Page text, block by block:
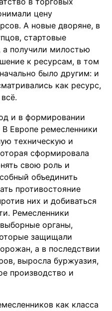
цену
А новые дворяне, в
стартовые
а получили милостью
к ресурсам, в том
было другим: и
как ресурс,
и в формировании
Европе ремесленники
техническую и
сформировала
свою роль и
объединить
противостояние
них и добиваться
Ремесленники
органы,
защищали
а в последствии
выросла буржуазия,
производство и
как класса